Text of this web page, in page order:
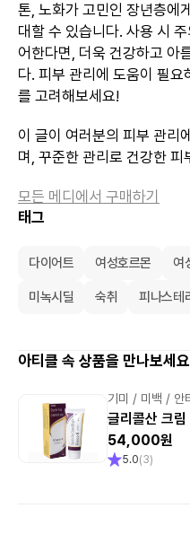
태그
다이어트 여성호르몬 여
미녹시딜 숙취 피나스테
아티클 속 상품을 만나보세요
기미 / 미백 / 안
글리콜산 크
54,000원
5.0(3)
톤, 노화가 고민인 장년층에
대할 수 있습니다. 사용 시
어한다면, 더욱 건강하고 아
다. 피부 관리에 도움이 필
를 고려해보세요!
이 글이 여러분의 피부 관리
며, 꾸준한 관리로 건강한
모든 메디에서 구매하기